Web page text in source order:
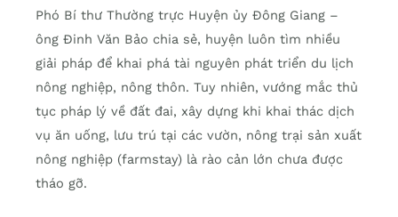
Phó Bí thư Thường trực Huyện ủy Đông Giang –
ông Đinh Văn Bảo chia sẻ, huyện luôn tìm nhiều
giải pháp để khai phá tài nguyên phát triển du lịch
nông nghiệp, nông thôn. Tuy nhiên, vướng mắc thủ
tục pháp lý về đất đai, xây dựng khi khai thác dịch
vụ ăn uống, lưu trú tại các vườn, nông trại sản xuất
nông nghiệp (farmstay) là rào cản lớn chưa được
tháo gỡ.